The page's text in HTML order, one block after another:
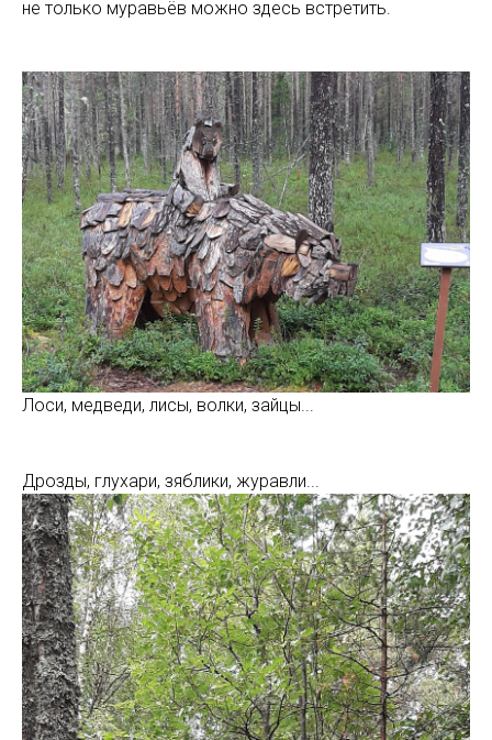
не только муравьёв можно здесь встретить.
Лоси, медведи, лисы, волки, зайцы...
Дрозды, глухари, зяблики, журавли...